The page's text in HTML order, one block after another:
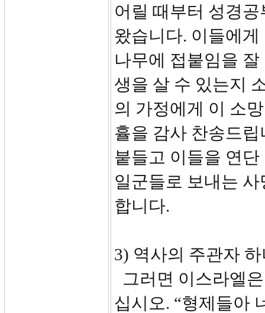
어릴 때부터 성경
왔습니다. 이들에
나무에 접붙임을
생을 살 수 있는지
의 가정에게 이 소
휼을 감사 찬송드
붙들고 이들을 연
일군들로 보내는
합니다.
3) 역사의 주관자
그러면 이스라엘
십시오. “형제들아